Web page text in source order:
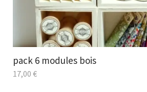
pack 6 modules bois
17,00 €